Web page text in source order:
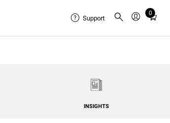
Support
0
Total
in
INSIGHTS